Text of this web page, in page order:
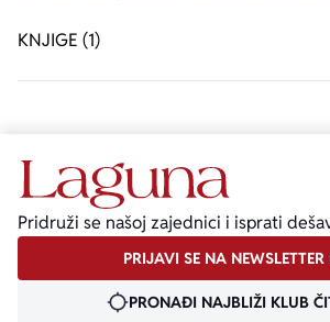
KNJIGE (1)
Pridruži se našoj zajednici i isprati
PRIJAVI SE NA NEWSLETTER
PRONAĐI NAJBLIŽI KLUB